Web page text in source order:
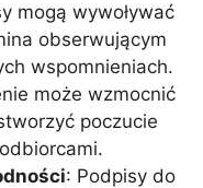
mogą wywoływać
obserwującym
wspomnieniach.
może wzmocnić
poczucie
: Podpisy do